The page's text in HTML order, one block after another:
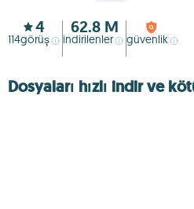
4
114görüş
62.8 M
indirilenler güvenlik
Dosyaları hızlı indir ve